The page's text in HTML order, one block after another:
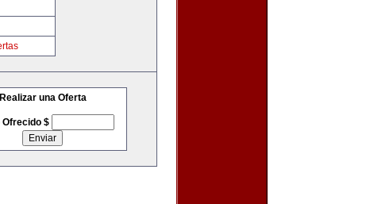
Realizar una Oferta
Ofrecido $